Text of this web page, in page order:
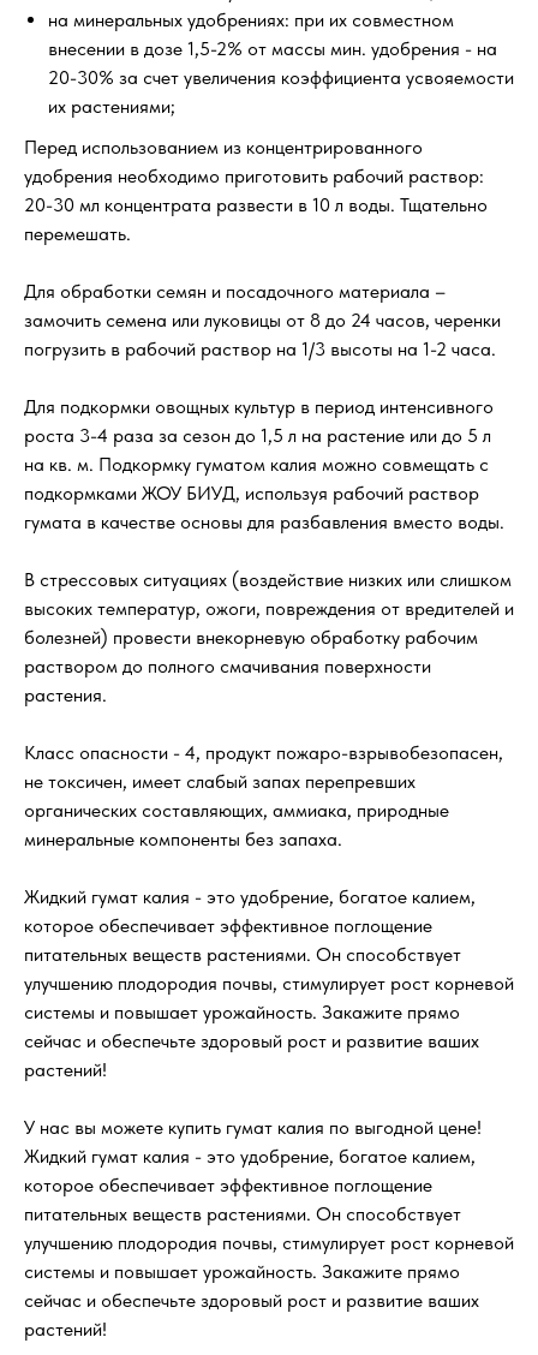
на минеральных удобрениях: при их совместном
внесении в дозе 1,5-2% от массы мин. удобрения - на
20-30% за счет увеличения коэффициента усвояемости
их растениями;
Перед использованием из концентрированного
удобрения необходимо приготовить рабочий раствор:
20-30 мл концентрата развести в 10 л воды. Тщательно
перемешать.
Для обработки семян и посадочного материала –
замочить семена или луковицы от 8 до 24 часов, черенки
погрузить в рабочий раствор на 1/3 высоты на 1-2 часа.
Для подкормки овощных культур в период интенсивного
роста 3-4 раза за сезон до 1,5 л на растение или до 5 л
на кв. м. Подкормку гуматом калия можно совмещать с
подкормками ЖОУ БИУД, используя рабочий раствор
гумата в качестве основы для разбавления вместо воды.
В стрессовых ситуациях (воздействие низких или слишком
высоких температур, ожоги, повреждения от вредителей и
болезней) провести внекорневую обработку рабочим
раствором до полного смачивания поверхности
растения.
Класс опасности - 4, продукт пожаро-взрывобезопасен,
не токсичен, имеет слабый запах перепревших
органических составляющих, аммиака, природные
минеральные компоненты без запаха.
Жидкий гумат калия - это удобрение, богатое калием,
которое обеспечивает эффективное поглощение
питательных веществ растениями. Он способствует
улучшению плодородия почвы, стимулирует рост корневой
системы и повышает урожайность. Закажите прямо
сейчас и обеспечьте здоровый рост и развитие ваших
растений!
У нас вы можете купить гумат калия по выгодной цене!
Жидкий гумат калия - это удобрение, богатое калием,
которое обеспечивает эффективное поглощение
питательных веществ растениями. Он способствует
улучшению плодородия почвы, стимулирует рост корневой
системы и повышает урожайность. Закажите прямо
сейчас и обеспечьте здоровый рост и развитие ваших
растений!